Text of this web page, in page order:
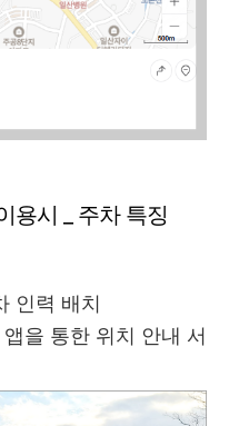
용시 _ 주차 특징
인력 배치
을 통한 위치 안내 서